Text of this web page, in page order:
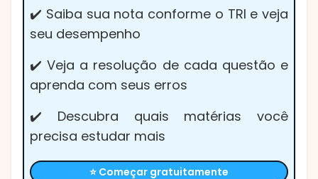
✔️ Saiba sua nota conforme o TRI e veja
seu desempenho
✔️ Veja a resolução de cada questão e
aprenda com seus erros
✔️ Descubra quais matérias você
precisa estudar mais
⭐ Começar gratuitamente